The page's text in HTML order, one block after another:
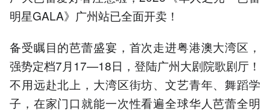
明星GALA》广州站已全面开卖！
备受瞩目的芭蕾盛宴，首次走进粤港澳大湾区，
强势定档7月17—18日，登陆广州大剧院歌剧厅！
不用远赴北上，大湾区街坊、文艺青年、舞蹈学
子，在家门口就能一次性看遍全球华人芭蕾全明